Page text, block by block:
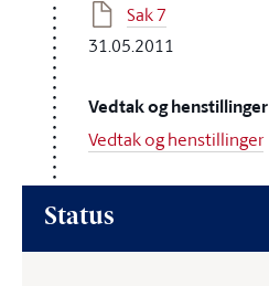
Sak 7
31.05.2011
Vedtak og henstillinger
Vedtak og henstillinger
Status